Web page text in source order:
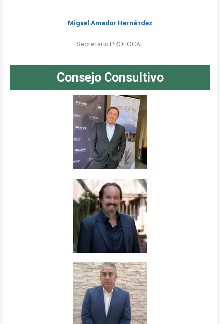
Miguel Amador Hernández
Secretario PROLOCAL
Consejo Consultivo